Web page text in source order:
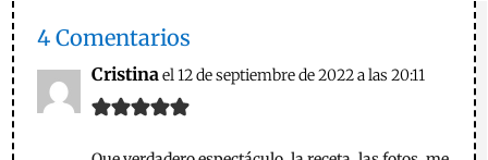
4 Comentarios
Cristinael 12 de septiembre de 2022 a las 20:11